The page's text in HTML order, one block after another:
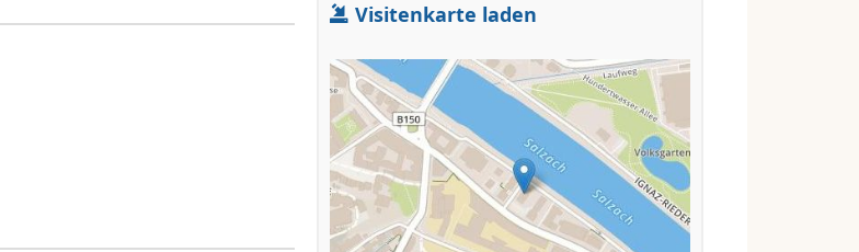
Visitenkarte laden